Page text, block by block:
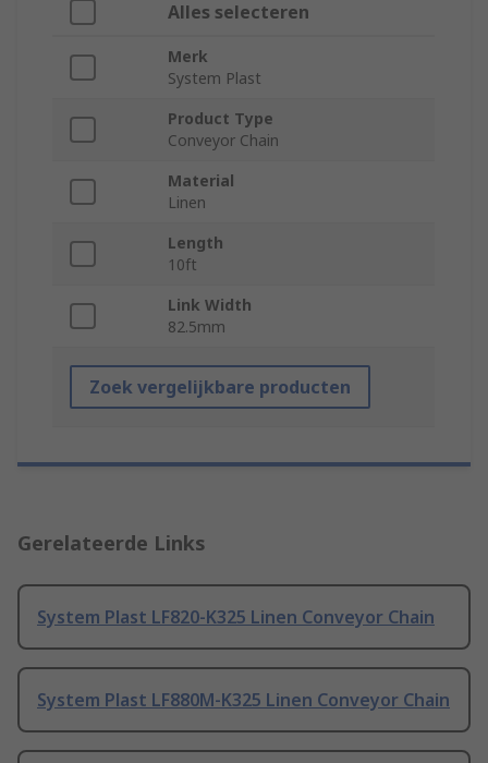
Alles selecteren
Merk
System Plast
Product Type
Conveyor Chain
Material
Linen
Length
10ft
Link Width
82.5mm
Zoek vergelijkbare producten
Gerelateerde Links
System Plast LF820-K325 Linen Conveyor Chain
System Plast LF880M-K325 Linen Conveyor Chain